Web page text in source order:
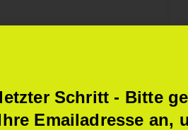
Schritt - Bitte
Emailadresse an,